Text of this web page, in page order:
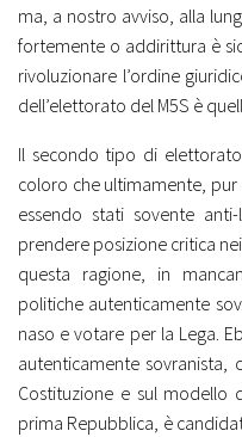
ma, a nostro avviso, alla
fortemente o addirittura è
rivoluzionare l’ordine
dell’elettorato del M5S è
Il secondo tipo di
coloro che ultimamente, pur
essendo stati sovente
prendere posizione critica
questa ragione, in
politiche autenticamente
naso e votare per la Lega.
autenticamente sovranista,
Costituzione e sul modello
prima Repubblica, è